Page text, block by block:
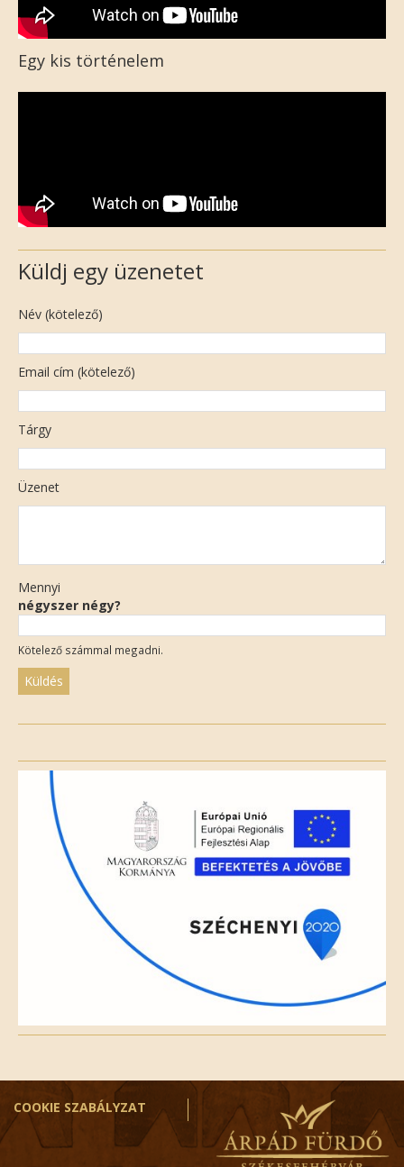
Egy kis történelem
Küldj egy üzenetet
Név (kötelező)
Email cím (kötelező)
Tárgy
Üzenet
Mennyi
négyszer négy?
Kötelező számmal megadni.
field
empty.
COOKIE SZABÁLYZAT